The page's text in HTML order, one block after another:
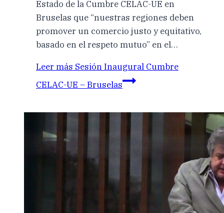
Estado de la Cumbre CELAC-UE en
Bruselas que “nuestras regiones deben
promover un comercio justo y equitativo,
basado en el respeto mutuo” en el…
Leer más Sesión Inaugural Cumbre
CELAC-UE – Bruselas